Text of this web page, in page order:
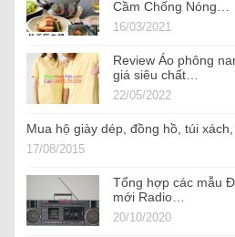
Cầm Chống Nóng…
16/03/2021
Review Áo phông
giá siêu chất…
22/05/2022
Mua hộ giày dép, đồng hồ, túi
17/08/2015
Tổng hợp các mẫu
mới Radio…
20/10/2020